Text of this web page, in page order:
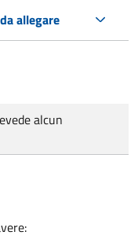
allegare
alcun